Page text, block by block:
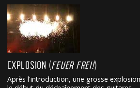
EXPLOSION (FEUER FREI!)
Après l'introduction, une grosse